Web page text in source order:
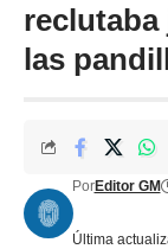
reclutaba
las
Última
PorEditor GM